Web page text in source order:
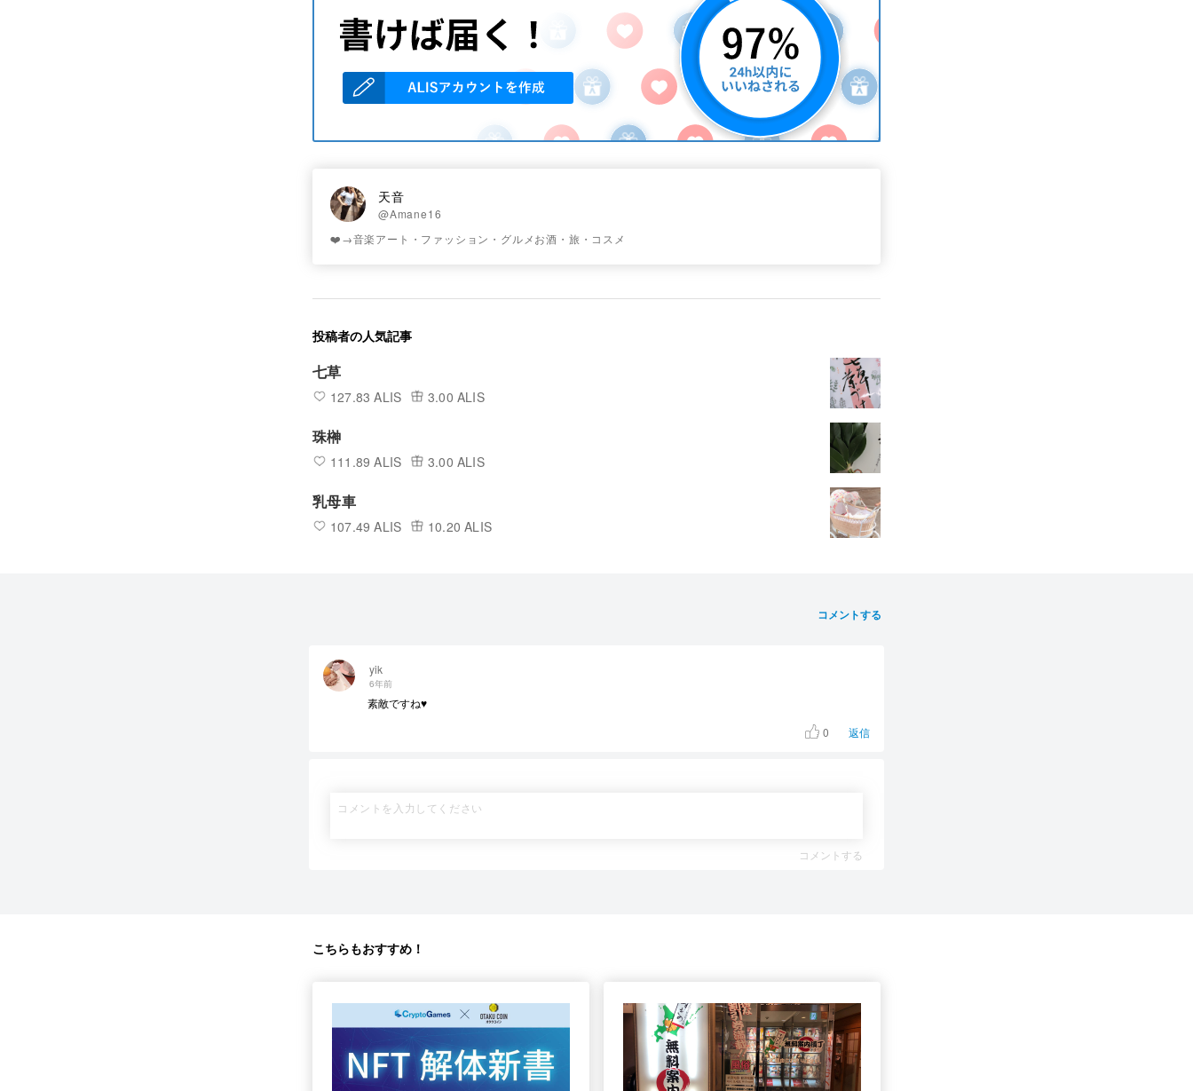
天音
@Amane16
❤️→音楽アート・ファッション・グルメお酒・旅・コスメ
投稿者の人気記事
七草
127.83 ALIS 3.00 ALIS
珠榊
111.89 ALIS 3.00 ALIS
乳母車
107.49 ALIS 10.20 ALIS
コメントする
yik
6年前
素敵ですね♥
0
返信
コメントする
こちらもおすすめ！